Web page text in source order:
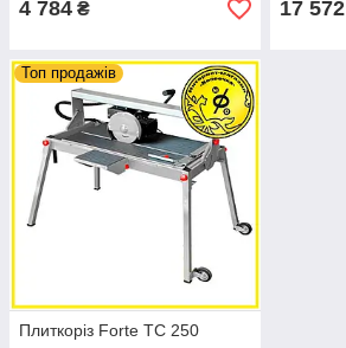
4 784 ₴ 17 572
Топ продажів
Плиткоріз Forte TC 250